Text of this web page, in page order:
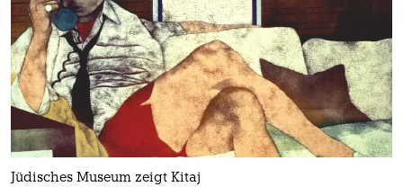
Jüdisches Museum zeigt Kitaj